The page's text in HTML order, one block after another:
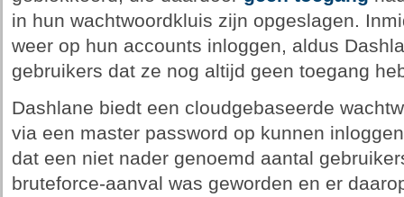
in hun wachtwoordkluis zijn opgeslagen.
weer op hun accounts inloggen, aldus
gebruikers dat ze nog altijd geen toegang
Dashlane biedt een cloudgebaseerde
via een master password op kunnen
dat een niet nader genoemd aantal
bruteforce-aanval was geworden en er